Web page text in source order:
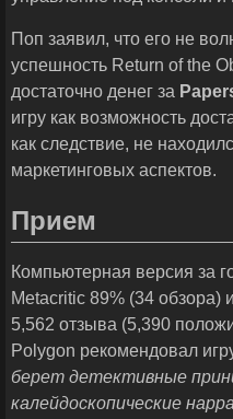
Поп заявил, что его не
успешность Return of the
достаточно денег за
игру как возможность
как следствие, не
маркетинговых аспектов.
Прием
Компьютерная версия за
Metacritic 89% (34 обзора)
5,562 отзыва (5,390
Polygon рекомендовал
берет детективные
калейдоскопические